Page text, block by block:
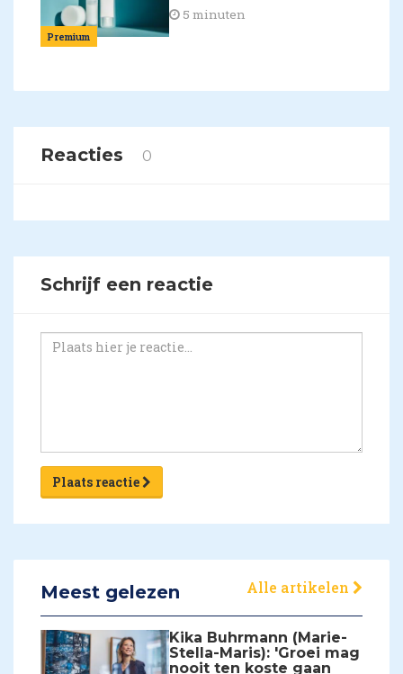
Premium
5 minuten
Reacties 0
Schrijf een reactie
Plaats reactie
Meest gelezen Alle artikelen
Kika Buhrmann (Marie-
Stella-Maris): 'Groei mag
nooit ten koste gaan